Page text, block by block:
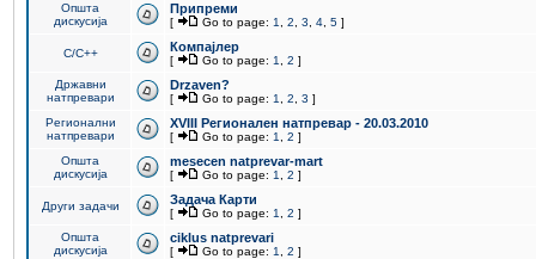
Општа
дискусија
Припреми
[ Go to page: 1 2 3 4 5 ]
C/C++ Компајлер
[ Go to page: 1 2 ]
Државни
натпревари
Drzaven?
[ Go to page: 1 2 3 ]
Регионални
натпревари
XVIII Регионален натпревар - 20.03.2010
[ Go to page: 1 2 ]
Општа
дискусија
mesecen natprevar-mart
[ Go to page: 1 2 ]
Други задачи Задача Карти
[ Go to page: 1 2 ]
Општа
дискусија
ciklus natprevari
[ Go to page: 1 2 ]